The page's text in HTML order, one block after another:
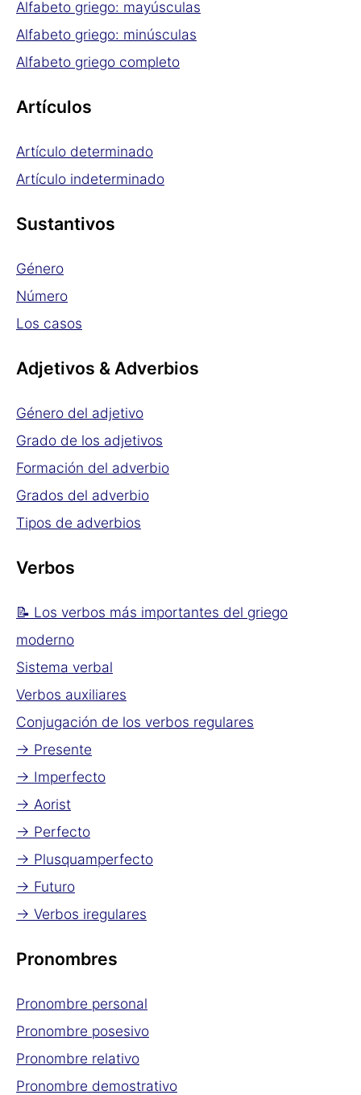
Alfabeto griego: mayúsculas
Alfabeto griego: minúsculas
Alfabeto griego completo
Artículos
Artículo determinado
Artículo indeterminado
Sustantivos
Género
Número
Los casos
Adjetivos & Adverbios
Género del adjetivo
Grado de los adjetivos
Formación del adverbio
Grados del adverbio
Tipos de adverbios
Verbos
📝 Los verbos más importantes del griego
moderno
Sistema verbal
Verbos auxiliares
Conjugación de los verbos regulares
→ Presente
→ Imperfecto
→ Aorist
→ Perfecto
→ Plusquamperfecto
→ Futuro
→ Verbos iregulares
Pronombres
Pronombre personal
Pronombre posesivo
Pronombre relativo
Pronombre demostrativo